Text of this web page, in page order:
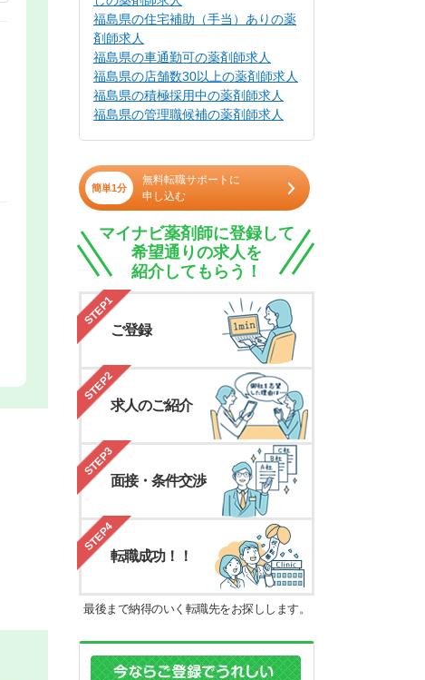
福島県の住宅補助（手当）ありの薬
剤師求人
福島県の車通勤可の薬剤師求人
福島県の店舗数30以上の薬剤師求人
福島県の積極採用中の薬剤師求人
福島県の管理職候補の薬剤師求人
簡単1分
無料転職サポートに
申し込む
マイナビ薬剤師に登録して
希望通りの求人を
紹介してもらう！
STEP1
ご登録
STEP2
求人のご紹介
STEP3
面接・条件交渉
STEP4
転職成功！！
最後まで納得のいく転職先をお探しします。